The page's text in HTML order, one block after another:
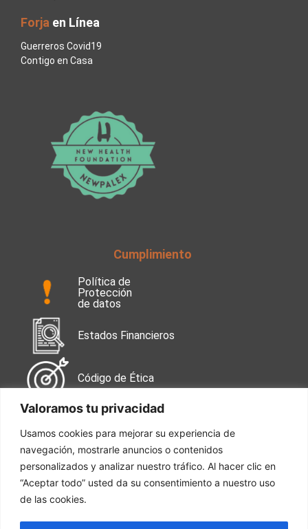
Valoramos tu privacidad
Usamos cookies para mejorar su experiencia de
navegación, mostrarle anuncios o contenidos
personalizados y analizar nuestro tráfico. Al hacer clic en
“Aceptar todo” usted da su consentimiento a nuestro uso
de las cookies.
Forja en Línea
Guerreros Covid19
Contigo en Casa
Cumplimiento
Política de
Protección
de datos
Estados Financieros
Código de Ética
Calle 99 No. 49-38
Oficina 502
Tel: 601 744 7050